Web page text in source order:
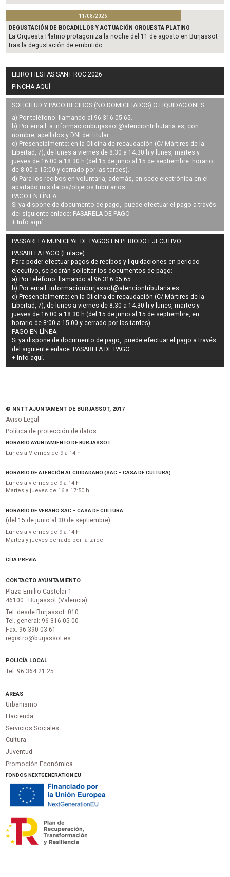
11/08/2026
DEGUSTACIÓN DE BOCADILLOS Y ACTUACIÓN ORQUESTA PLATINO
La Orquesta Platino protagoniza la noche del 11 de agosto en Burjassot
tras la degustación de embutido
LIBRO FIESTAS SANT ROC 2026
PINCHA AQUÍ
SOLICITUD Y PAGO RECIBOS (NO DOMICILIADOS) O LIQUIDACIONES
a) Por teléfono: llamando al 96 316 05 65.
b) Por email: a informacionburjassot@atenciontributaria.es, con
nombre, apellidos y DNI del titular.
c) Presencialmente: en la Oficina de recaudación (C/ Mártires de la
Libertad, 7), de lunes a viernes de 8:30 a 14:30 h y lunes, martes y
jueves de 16:00 a 18:30 h (del 15 de junio al 15 de septiembre: horario
de 8:00 a 15:00 y cerrado por las tardes).
d) Para los recibos en voluntaria, además, en sede electrónica en el
apartado mis datos/objetos tributarios.
PAGO EN LÍNEA:
Si ya dispone de documento de pago, puede efectuar el pago a través
del siguiente enlace: PASARELA DE PAGO
+ Info aquí.
PASSARELA MUNICIPAL DE PAGOS EN PERIODO EJECUTIVO
PASARELA PAGO (Enlace)
Para poder efectuar pagos derecibos y liquidaciones en periodo
ejecutivo, se podrán solicitar los documentos de pago:
a) Por teléfono: llamando al 96 316 05 65.
b) Por email:informacionburjassot@atenciontributaria.es.
c) Presencialmente: en la Oficina de recaudación (C/ Mártires de la
Libertad, 7), de lunes a viernes de 8:30 a 14:30 h y lunes, martes y
jueves de 16:00 a 18:30 h (del 15 de junio al 15 de septiembre, en
horario de 8:00 a 15:00 y cerrado por las tardes).
PAGO EN LÍNEA:
Si ya dispone de documento de pago, puede efectuar el pago a través
del siguiente enlace: PASARELA DE PAGO
+ Info aquí.
© NNTT AJUNTAMENT DE BURJASSOT, 2017
Aviso Legal
Política de protección de datos
HORARIO AYUNTAMIENTO DE BURJASSOT
Lunes a Viernes de 9 a 14 h
HORARIO DE ATENCIÓN AL CIUDADANO (SAC – CASA DE CULTURA)
Lunes a viernes de 9 a 14 h
Martes y jueves de 16 a 17:50 h
HORARIO DE VERANO SAC – CASA DE CULTURA
(del 15 de junio al 30 de septiembre)
Lunes a viernes de 9 a 14 h
Martes y jueves cerrado por la tarde
CITA PREVIA
CONTACTO AYUNTAMIENTO
Plaza Emilio Castelar 1
46100 · Burjassot (Valencia)
Tel. desde Burjassot: 010
Tel. general: 96 316 05 00
Fax. 96 390 03 61
registro@burjassot.es
POLICÍA LOCAL
Tel. 96 364 21 25
ÁREAS
Urbanismo
Hacienda
Servicios Sociales
Cultura
Juventud
Promoción Económica
FONDOS NEXTGENERATION EU